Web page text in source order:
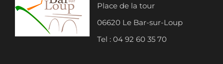
Place de la tour
06620 Le Bar-sur-Loup
Tel : 04 92 60 35 70